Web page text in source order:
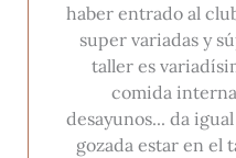
haber entrado al
super variadas y
taller es
comida
desayunos... da
gozada estar en el